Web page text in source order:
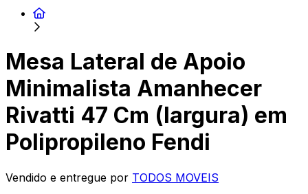
Mesa Lateral de Apoio
Minimalista Amanhecer
Rivatti 47 Cm (largura) em
Polipropileno Fendi
Vendido e entregue por TODOS MOVEIS